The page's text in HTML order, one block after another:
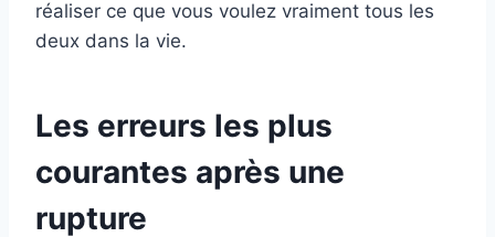
réaliser ce que vous voulez vraiment tous les
deux dans la vie.
Les erreurs les plus
courantes après une
rupture